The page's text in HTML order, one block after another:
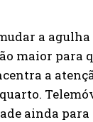
a agulha
maior para
a
ainda para